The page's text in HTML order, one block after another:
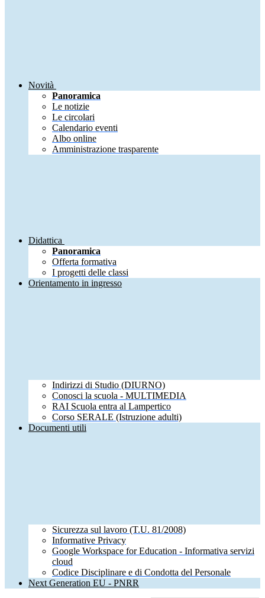
Novità
Panoramica
Le notizie
Le circolari
Calendario eventi
Albo online
Amministrazione trasparente
Didattica
Panoramica
Offerta formativa
I progetti delle classi
Orientamento in ingresso
Indirizzi di Studio (DIURNO)
Conosci la scuola - MULTIMEDIA
RAI Scuola entra al Lampertico
Corso SERALE (Istruzione adulti)
Documenti utili
Sicurezza sul lavoro (T.U. 81/2008)
Informative Privacy
Google Workspace for Education - Informativa servizi
cloud
Codice Disciplinare e di Condotta del Personale
Next Generation EU - PNRR